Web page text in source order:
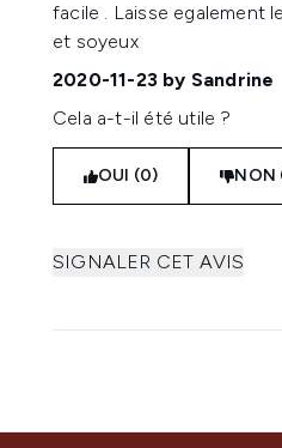
facile . Laisse egalement
et soyeux
2020-11-23 by Sandrine
Cela a-t-il été utile ?
OUI (0) NON
SIGNALER CET AVIS